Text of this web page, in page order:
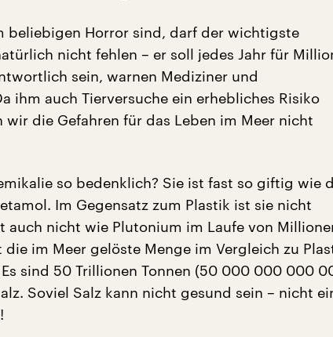
beliebigen Horror sind, darf der wichtigste
nicht fehlen – er soll jedes Jahr für
sein, warnen Mediziner und
ihm auch Tierversuche ein erhebliches Risiko
wir die Gefahren für das Leben im Meer nicht
so bedenklich? Sie ist fast so giftig wie
Im Gegensatz zum Plastik ist sie nicht
auch nicht wie Plutonium im Laufe von
die im Meer gelöste Menge im Vergleich zu
sind 50 Trillionen Tonnen (50 000 000 000
Soviel Salz kann nicht gesund sein – nicht